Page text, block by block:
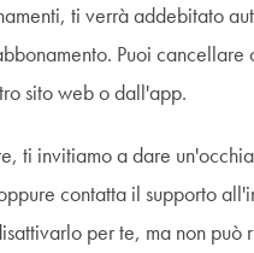
ti verrà addebitato
Puoi cancellare
sito web o dall'app.
ti invitiamo a dare
contatta il supporto
per te, ma non può